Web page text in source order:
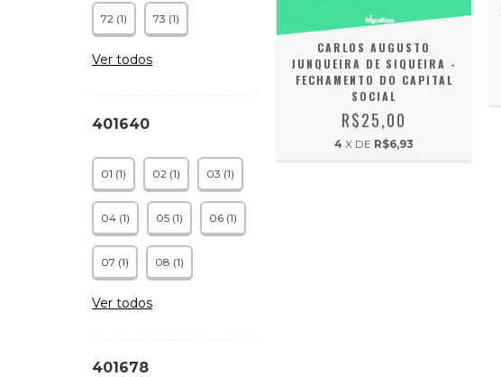
72 (1) 73 (1)
Ver todos
401640
01 (1) 02 (1) 03 (1)
04 (1) 05 (1) 06 (1)
07 (1) 08 (1)
Ver todos
401678
CARLOS AUGUSTO
JUNQUEIRA DE SIQUEIRA -
FECHAMENTO DO CAPITAL
SOCIAL
R$25,00
4 X DE R$6,93